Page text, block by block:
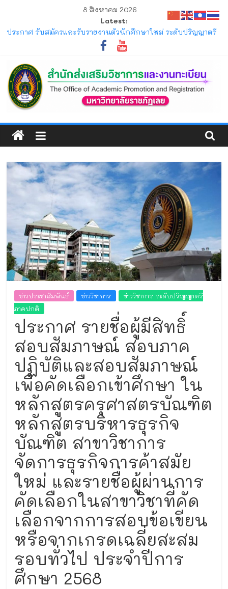
content
8 สิงหาคม 2026
Latest:
ประกาศ รับสมัครและรับรายงานตัวนักศึกษาใหม่ ระดับปริญญาตรี
ภาคปกติ (รอบมหกรรมวิชาการ) ประจำปีการศึกษา 2570
ประกาศ ให้นักศึกษาระดับปริญญาตรี ที่เข้าศึกษาปีการศึกษา 2569
พ้นสภาพจากการเป็นนักศึกษา ตามข้อบังคับมหาวิทยาลัยราชภัฏ
เลย ว่าด้วยการจัดการศึกษาระดับปริญญาตรี
ประกาศ การขอสำเร็จการศึกษาและการขึ้นทะเบียนบัณฑิตของ
นักศึกษาภาคปกติ ที่คาดว่าจะสำเร็จการศึกษาในภาคการศึกษาที่
1/2569 และ 2/2569
โครงการ มหกรรมวิชาการเปิดบ้าน LRU ครั้งที่ 4 มหาวิทยาลัย
ราชภัฏเลย (LRU OpenHouse 2026)
แจ้ง ขอให้นักศึกษาภาคปกติ ตรวจสอบตารางสอบกลางภาค ภาค
สำนัก
ส่ง
เสริม
วิชาการ
และ
งาน
ทะเบียน
ข่าวประชาสัมพันธ์ ข่าววิชาการ
ข่าววิชาการ ระดับปริญญาตรี
ภาคปกติ
ประกาศ รายชื่อผู้มีสิทธิ์
สอบสัมภาษณ์ สอบภาค
ปฏิบัติและสอบสัมภาษณ์
เพื่อคัดเลือกเข้าศึกษา ใน
หลักสูตรครุศาสตรบัณฑิต
หลักสูตรบริหารธุรกิจ
บัณฑิต สาขาวิชาการ
จัดการธุรกิจการค้าสมัย
ใหม่ และรายชื่อผู้ผ่านการ
คัดเลือกในสาขาวิชาที่คัด
เลือกจากการสอบข้อเขียน
หรือจากเกรดเฉลี่ยสะสม
รอบทั่วไป ประจำปีการ
ศึกษา 2568